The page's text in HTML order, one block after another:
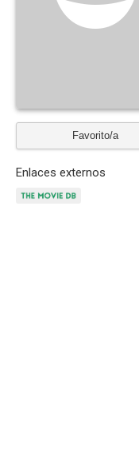
Favorito/a
Enlaces externos